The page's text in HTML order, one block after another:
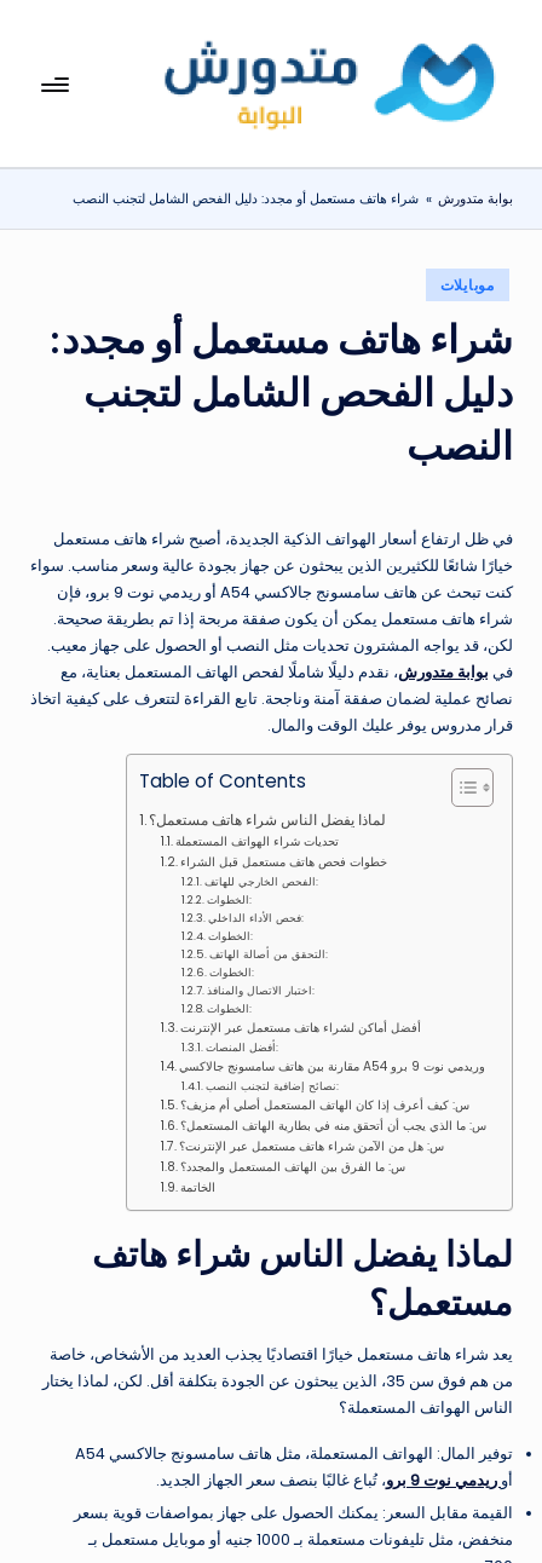
المحتوىبوا
مت
دو
ر
ش
تعرف
المنزلية
يومياً
بوابة متدورش » شراء هاتف مستعمل أو مجدد: دليل الفحص الشامل لتجنب النصب
في
موبايلات
شراء هاتف مستعمل أو مجدد:
دليل الفحص الشامل لتجنب
النصب
في ظل ارتفاع أسعار الهواتف الذكية الجديدة، أصبح شراء هاتف مستعمل
خيارًا شائعًا للكثيرين الذين يبحثون عن جهاز بجودة عالية وسعر مناسب. سواء
كنت تبحث عن هاتف سامسونج جالاكسي A54 أو ريدمي نوت 9 برو، فإن
شراء هاتف مستعمل يمكن أن يكون صفقة مربحة إذا تم بطريقة صحيحة.
لكن، قد يواجه المشترون تحديات مثل النصب أو الحصول على جهاز معيب.
في بوابة متدورش، نقدم دليلًا شاملًا لفحص الهاتف المستعمل بعناية، مع
نصائح عملية لضمان صفقة آمنة وناجحة. تابع القراءة لتتعرف على كيفية اتخاذ
قرار مدروس يوفر عليك الوقت والمال.
Table of Contents
لماذا يفضل الناس شراء هاتف مستعمل؟
تحديات شراء الهواتف المستعملة
خطوات فحص هاتف مستعمل قبل الشراء
الفحص الخارجي للهاتف:
الخطوات:
فحص الأداء الداخلي:
الخطوات:
التحقق من أصالة الهاتف:
الخطوات:
اختبار الاتصال والمنافذ:
الخطوات:
أفضل أماكن لشراء هاتف مستعمل عبر الإنترنت
أفضل المنصات:
مقارنة بين هاتف سامسونج جالاكسي A54 وريدمي نوت 9 برو
نصائح إضافية لتجنب النصب:
س: كيف أعرف إذا كان الهاتف المستعمل أصلي أم مزيف؟
س: ما الذي يجب أن أتحقق منه في بطارية الهاتف المستعمل؟
س: هل من الآمن شراء هاتف مستعمل عبر الإنترنت؟
س: ما الفرق بين الهاتف المستعمل والمجدد؟
الخاتمة
لماذا يفضل الناس شراء هاتف
مستعمل؟
يعد شراء هاتف مستعمل خيارًا اقتصاديًا يجذب العديد من الأشخاص، خاصة
من هم فوق سن 35، الذين يبحثون عن الجودة بتكلفة أقل. لكن، لماذا يختار
الناس الهواتف المستعملة؟
توفير المال: الهواتف المستعملة، مثل هاتف سامسونج جالاكسي A54
أو ريدمي نوت 9 برو
، تُباع غالبًا بنصف سعر الجهاز الجديد.
القيمة مقابل السعر: يمكنك الحصول على جهاز بمواصفات قوية بسعر
منخفض، مثل تليفونات مستعملة بـ 1000 جنيه أو موبايل مستعمل بـ